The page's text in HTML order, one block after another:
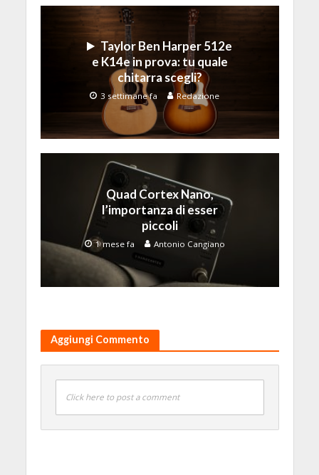
Taylor Ben Harper 512e
e K14e in prova: tu quale
chitarra scegli?
3 settimane fa Redazione
Quad Cortex Nano,
l’importanza di esser
piccoli
1 mese fa Antonio Cangiano
Aggiungi Commento
Click here to post a comment